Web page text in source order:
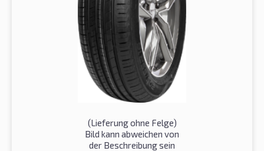
(Lieferung ohne Felge)
Bild kann abweichen von
der Beschreibung sein